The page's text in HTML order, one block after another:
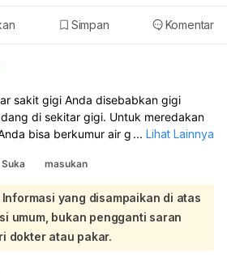
Simpan Komentar
sakit gigi Anda disebabkan gigi
di sekitar gigi. Untuk meredakan
bisa berkumur air garam hangat,
yang sakit. Jika perlu, boleh minum
aturan pakai. Namun, cara ini
sakit, tidak menutup lubangnya.
periksa ke dokter gigi agar
dan ditangani, misalnya dengan
gigi, perawatan saluran akar, atau
parah.
... Lihat Lainnya
Suka masukan
Informasi yang disampaikan di atas
umum, bukan pengganti saran
dokter atau pakar.